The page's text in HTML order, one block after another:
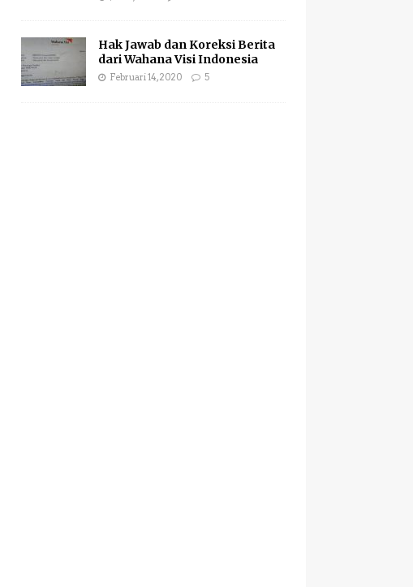
Hak Jawab dan Koreksi Berita
dari Wahana Visi Indonesia
Februari 14, 2020 5